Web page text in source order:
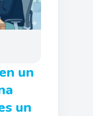
un
un